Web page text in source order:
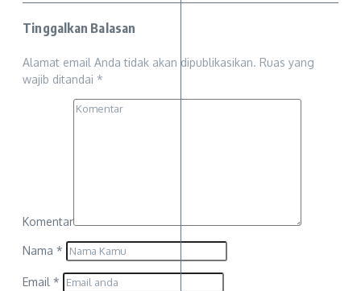
Tinggalkan Balasan
Alamat email Anda tidak akan dipublikasikan. Ruas yang
wajib ditandai *
Komentar
Nama *
Email *